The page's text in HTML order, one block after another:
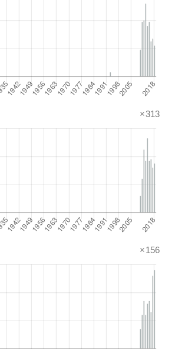
×313
×156